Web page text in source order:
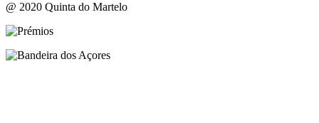
@ 2020 Quinta do Martelo